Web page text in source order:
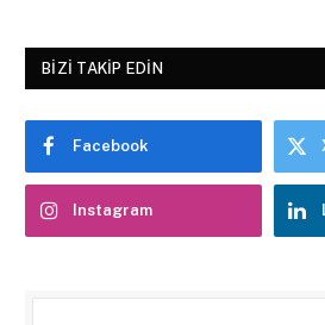
BIZI TAKIP EDIN
Facebook
Instagram